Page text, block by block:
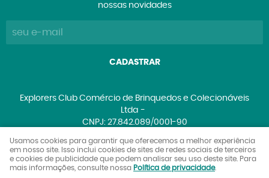
nossas novidades
CADASTRAR
Explorers Club Comércio de Brinquedos e Colecionáveis
Ltda
CNPJ: 27.842.089/0001-90
LOJA VIRTUAL CRIADA POR
Usamos cookies para garantir que oferecemos a melhor experiência
em nosso site. Isso inclui cookies de sites de redes sociais de terceiros
e cookies de publicidade que podem analisar seu uso deste site. Para
mais informações, consulte nossa Política de privacidade.